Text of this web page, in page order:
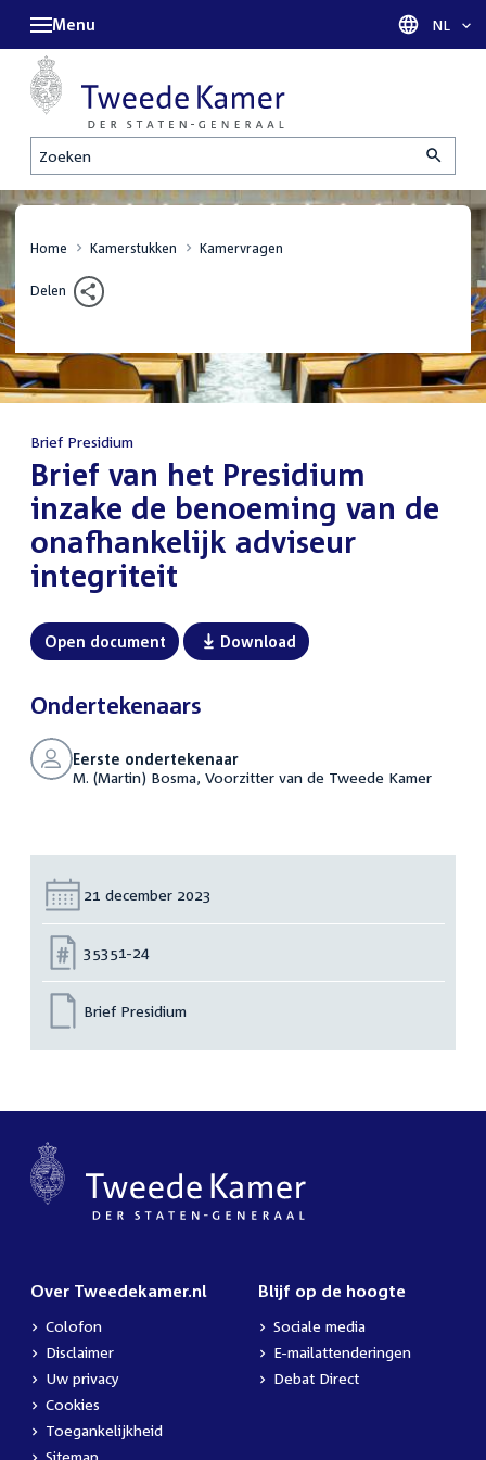
Zoeken
Menu Taal
NL
Home Kamerstukken Kamervragen
Delen
Brief Presidium
:Brief van het Presidium
inzake de benoeming van de
onafhankelijk adviseur
integriteit
Open document Download
Ondertekenaars
Eerste ondertekenaar
M. (Martin) Bosma, Voorzitter van de Tweede Kamer
Datum:
21 december 2023
Nummer:
35351-24
Brief Presidium
Over Tweedekamer.nl
Colofon
Disclaimer
Uw privacy
Cookies
Toegankelijkheid
Blijf op de hoogte
Sociale media
E-mailattenderingen
Debat Direct